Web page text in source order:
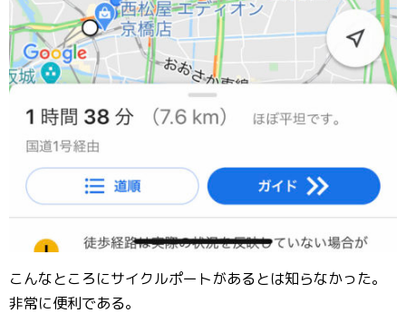
こんなところにサイクルポートがあるとは知らなかった。
非常に便利である。